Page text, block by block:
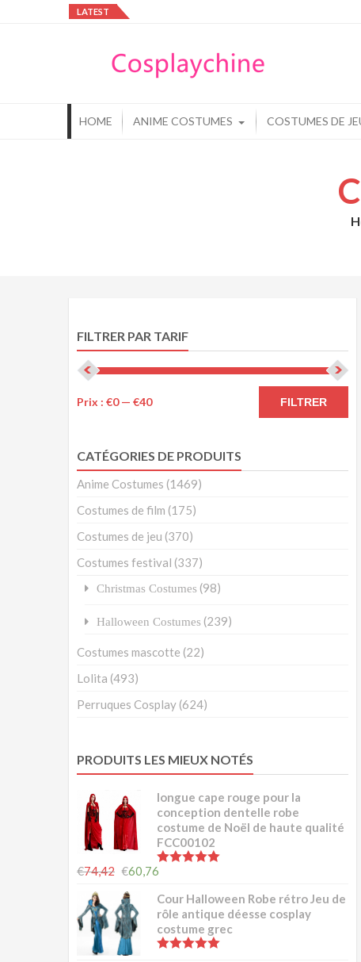
LATEST
HOME ANIME COSTUMES COSTUMES DE
FILTRER PAR TARIF
FILTRER
Prix : €0— €40
CATÉGORIES DE PRODUITS
Anime Costumes (1469)
Costumes de film (175)
Costumes de jeu (370)
Costumes festival (337)
Christmas Costumes (98)
Halloween Costumes (239)
Costumes mascotte (22)
Lolita (493)
Perruques Cosplay (624)
PRODUITS LES MIEUX NOTÉS
longue cape rouge pour la
conception dentelle robe
costume de Noël de haute qualité
FCC00102
€74,42 €60,76
Cour Halloween Robe rétro Jeu de
rôle antique déesse cosplay
costume grec